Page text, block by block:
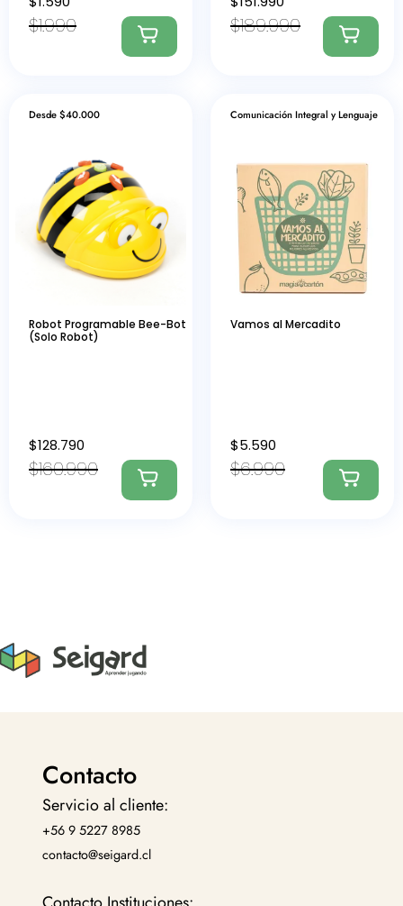
$1.990 $189.990
Desde $40.000
Robot Programable Bee-Bot
(Solo Robot)
$160.990
$128.790
Comunicación Integral y Lenguaje
Vamos al Mercadito
$6.990
$5.590
Contacto
Servicio al cliente:
+56 9 5227 8985
contacto@seigard.cl